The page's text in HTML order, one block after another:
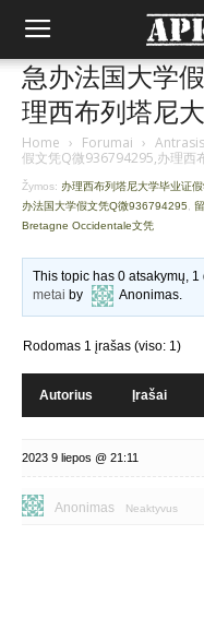
急办法国大学
理西布列塔尼
Home › Forumai ›
假文凭Q微936794295,办理西
Žymos: 办理西布列塔尼大学毕业证
办法国大学假文凭Q微936794295
Bretagne Occidentale文凭
This topic has 0 atsakymų,
metai by Anonimas.
Rodomas 1 įrašas (viso: 1)
Autorius Įrašai
2023 9 liepos @ 21:11
Anonimas Neaktyvus